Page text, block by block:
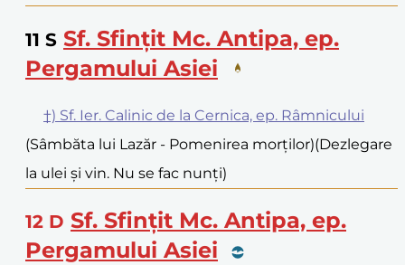
11 S Sf. Sfințit Mc. Antipa, ep.
Pergamului Asiei
†) Sf. Ier. Calinic de la Cernica, ep. Râmnicului
(Sâmbăta lui Lazăr - Pomenirea morților)(Dezlegare
la ulei și vin. Nu se fac nunți)
12 D Sf. Sfințit Mc. Antipa, ep.
Pergamului Asiei